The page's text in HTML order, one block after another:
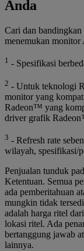
Anda
Cari dan
menemukan monitor
1 - Spesifikasi
2 - Untuk teknologi
monitor yang
Radeon™ yang
driver grafik
3 - Refresh rate
wilayah, spesifikasi/
Penjualan tunduk
Ketentuan. Semua
ada pemberitahuan
mungkin tidak
adalah harga ritel
lokasi ritel. Ada
bertanggung jawab
lainnya.